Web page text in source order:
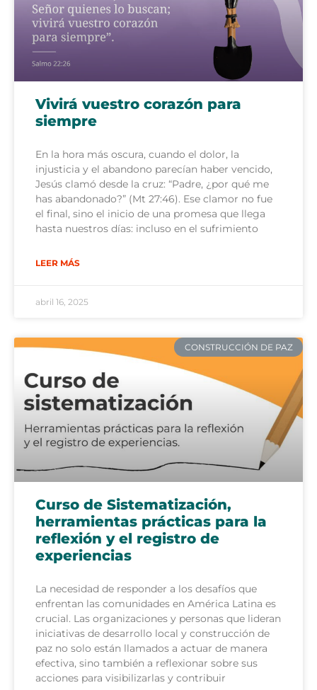
Vivirá vuestro corazón para
siempre
En la hora más oscura, cuando el dolor, la
injusticia y el abandono parecían haber vencido,
Jesús clamó desde la cruz: “Padre, ¿por qué me
has abandonado?” (Mt 27:46). Ese clamor no fue
el final, sino el inicio de una promesa que llega
hasta nuestros días: incluso en el sufrimiento
LEER MÁS
abril 16, 2025
CONSTRUCCIÓN DE PAZ
Curso de Sistematización,
herramientas prácticas para la
reflexión y el registro de
experiencias
La necesidad de responder a los desafíos que
enfrentan las comunidades en América Latina es
crucial. Las organizaciones y personas que lideran
iniciativas de desarrollo local y construcción de
paz no solo están llamados a actuar de manera
efectiva, sino también a reflexionar sobre sus
acciones para visibilizarlas y contribuir